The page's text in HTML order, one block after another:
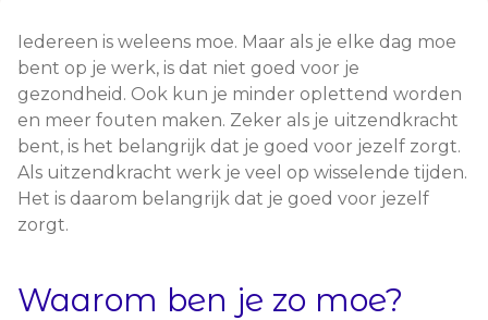
Iedereen is weleens moe. Maar als je elke dag moe
bent op je werk, is dat niet goed voor je
gezondheid. Ook kun je minder oplettend worden
en meer fouten maken. Zeker als je uitzendkracht
bent, is het belangrijk dat je goed voor jezelf zorgt.
Als uitzendkracht werk je veel op wisselende tijden.
Het is daarom belangrijk dat je goed voor jezelf
zorgt.
Waarom ben je zo moe?